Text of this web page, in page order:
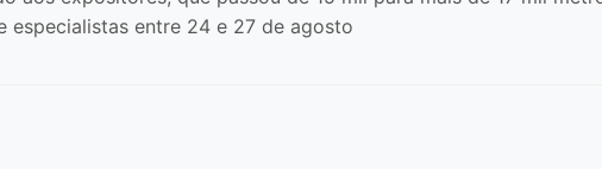
especialistas entre 24 e 27 de agosto